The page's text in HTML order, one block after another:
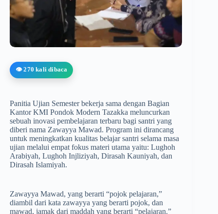
👁️ 270 kali dibaca
Panitia Ujian Semester bekerja sama dengan Bagian
Kantor KMI Pondok Modern Tazakka meluncurkan
sebuah inovasi pembelajaran terbaru bagi santri yang
diberi nama Zawayya Mawad. Program ini dirancang
untuk meningkatkan kualitas belajar santri selama masa
ujian melalui empat fokus materi utama yaitu: Lughoh
Arabiyah, Lughoh Injliziyah, Dirasah Kauniyah, dan
Dirasah Islamiyah.
Zawayya Mawad, yang berarti “pojok pelajaran,”
diambil dari kata zawayya yang berarti pojok, dan
mawad, jamak dari maddah yang berarti “pelajaran.”